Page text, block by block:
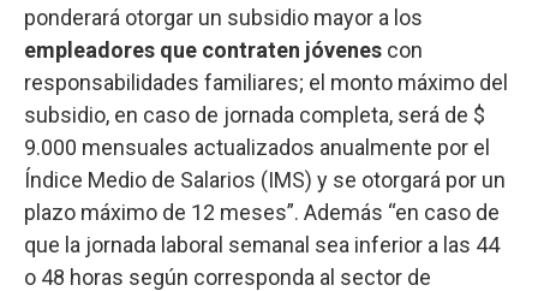
ponderará otorgar un subsidio mayor a los
empleadores que contraten jóvenes con
responsabilidades familiares; el monto máximo del
subsidio, en caso de jornada completa, será de $
9.000 mensuales actualizados anualmente por el
Índice Medio de Salarios (IMS) y se otorgará por un
plazo máximo de 12 meses”. Además “en caso de
que la jornada laboral semanal sea inferior a las 44
o 48 horas según corresponda al sector de